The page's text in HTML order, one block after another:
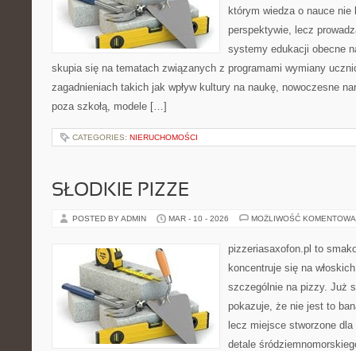
którym wiedza o nauce
perspektywie, lecz
systemy edukacji obecne
skupia się na tematach związanych z programami wymiany
zagadnieniach takich jak wpływ kultury na naukę, nowoczesne
poza szkołą, modele […]
CATEGORIES: NIERUCHOMOŚCI
SŁODKIE PIZZE
POSTED BY ADMIN MAR - 10 - 2026 MOŻLIWOŚĆ
pizzeriasaxofon.pl to
koncentruje się na
szczególnie na pizzy. Już
pokazuje, że nie jest to
lecz miejsce stworzone
detale